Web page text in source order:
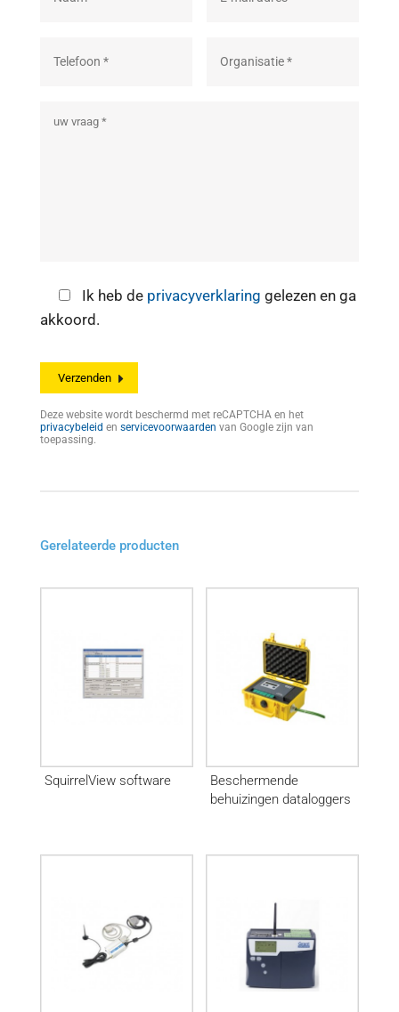
Ik heb de privacyverklaring gelezen en ga
akkoord.
Deze website wordt beschermd met reCAPTCHA en het
privacybeleid en servicevoorwaarden van Google zijn van
toepassing.
Gerelateerde producten
SquirrelView software
Beschermende
behuizingen dataloggers